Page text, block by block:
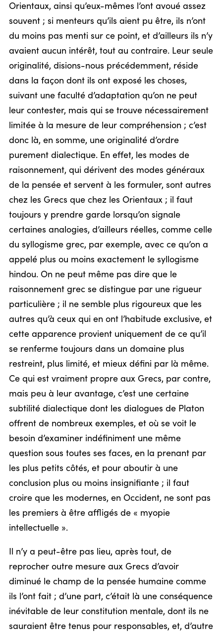
Orientaux, ainsi qu’eux-mêmes l’ont avoué assez
souvent ; si menteurs qu’ils aient pu être, ils n’ont
du moins pas menti sur ce point, et d’ailleurs ils n’y
avaient aucun intérêt, tout au contraire. Leur seule
originalité, disions-nous précédemment, réside
dans la façon dont ils ont exposé les choses,
suivant une faculté d’adaptation qu’on ne peut
leur contester, mais qui se trouve nécessairement
limitée à la mesure de leur compréhension ; c’est
donc là, en somme, une originalité d’ordre
purement dialectique. En effet, les modes de
raisonnement, qui dérivent des modes généraux
de la pensée et servent à les formuler, sont autres
chez les Grecs que chez les Orientaux ; il faut
toujours y prendre garde lorsqu’on signale
certaines analogies, d’ailleurs réelles, comme celle
du syllogisme grec, par exemple, avec ce qu’on a
appelé plus ou moins exactement le syllogisme
hindou. On ne peut même pas dire que le
raisonnement grec se distingue par une rigueur
particulière ; il ne semble plus rigoureux que les
autres qu’à ceux qui en ont l’habitude exclusive, et
cette apparence provient uniquement de ce qu’il
se renferme toujours dans un domaine plus
restreint, plus limité, et mieux défini par là même.
Ce qui est vraiment propre aux Grecs, par contre,
mais peu à leur avantage, c’est une certaine
subtilité dialectique dont les dialogues de Platon
offrent de nombreux exemples, et où se voit le
besoin d’examiner indéfiniment une même
question sous toutes ses faces, en la prenant par
les plus petits côtés, et pour aboutir à une
conclusion plus ou moins insignifiante ; il faut
croire que les modernes, en Occident, ne sont pas
les premiers à être affligés de « myopie
intellectuelle ».
Il n’y a peut-être pas lieu, après tout, de
reprocher outre mesure aux Grecs d’avoir
diminué le champ de la pensée humaine comme
ils l’ont fait ; d’une part, c’était là une conséquence
inévitable de leur constitution mentale, dont ils ne
sauraient être tenus pour responsables, et, d’autre